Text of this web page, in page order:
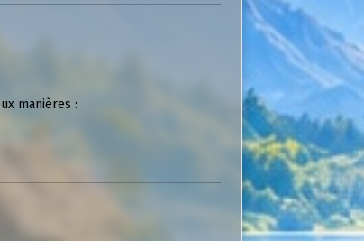
manières :